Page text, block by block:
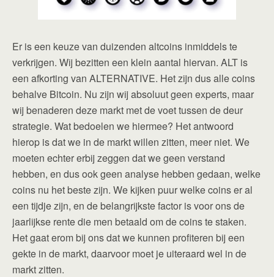
Er is een keuze van duizenden altcoins inmiddels te
verkrijgen. Wij bezitten een klein aantal hiervan. ALT is
een afkorting van ALTERNATIVE. Het zijn dus alle coins
behalve Bitcoin. Nu zijn wij absoluut geen experts, maar
wij benaderen deze markt met de voet tussen de deur
strategie. Wat bedoelen we hiermee? Het antwoord
hierop is dat we in de markt willen zitten, meer niet. We
moeten echter erbij zeggen dat we geen verstand
hebben, en dus ook geen analyse hebben gedaan, welke
coins nu het beste zijn. We kijken puur welke coins er al
een tijdje zijn, en de belangrijkste factor is voor ons de
jaarlijkse rente die men betaald om de coins te staken.
Het gaat erom bij ons dat we kunnen profiteren bij een
gekte in de markt, daarvoor moet je uiteraard wel in de
markt zitten.